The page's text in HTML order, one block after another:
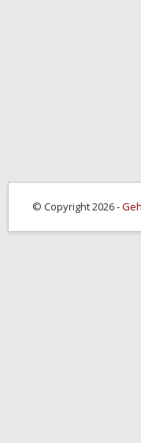
© Copyright 2026 -